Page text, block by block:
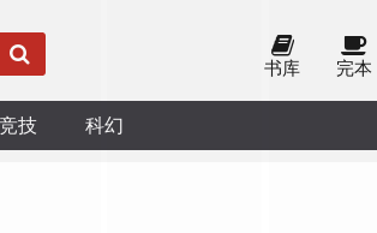
书库 完本
竞技 科幻